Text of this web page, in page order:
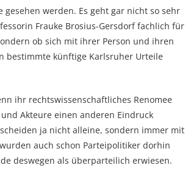
werden. Es geht gar nicht so sehr
Frauke Brosius-Gersdorf fachlich für
ob sich mit ihrer Person und ihren
bestimmte künftige Karlsruher Urteile
ihr rechtswissenschaftliches Renomee
Akteure einen anderen Eindruck
ja nicht alleine, sondern immer mit
auch schon Parteipolitiker dorhin
deswegen als überparteilich erwiesen.